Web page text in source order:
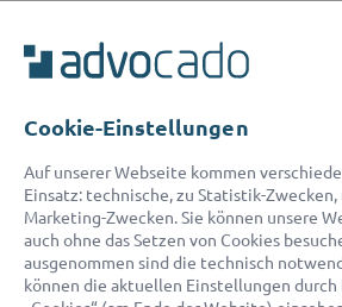
Unser Serviceteam ist von 8:00 bis 17:00 Uhr
E-Mail:
service@advocado.com
© 2026 advocado - einfach online den
Cookie-Einstellungen
Auf unserer Webseite kommen
Einsatz: technische, zu Statistik-Zwecken,
Marketing-Zwecken. Sie können unsere
auch ohne das Setzen von Cookies
ausgenommen sind die technisch
können die aktuellen Einstellungen durch